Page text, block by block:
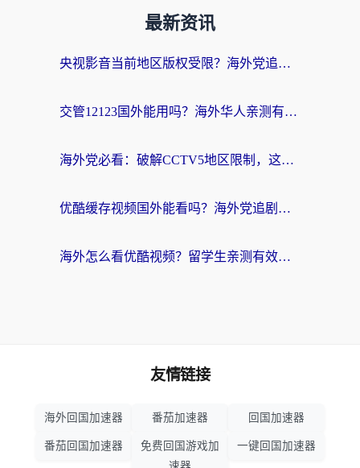
最新资讯
央视影音当前地区版权受限？海外党追剧看片的终极解决方案来了
交管12123国外能用吗？海外华人亲测有效的回国加速器选择指南
海外党必看：破解CCTV5地区限制，这样看欧洲杯奥运直播才够爽！
优酷缓存视频国外能看吗？海外党追剧看片的终极解决方案来了
海外怎么看优酷视频？留学生亲测有效的回国加速器选择指南
友情链接
海外回国加速器 番茄加速器 回国加速器
番茄回国加速器
免费回国游戏加
一键回国加速器